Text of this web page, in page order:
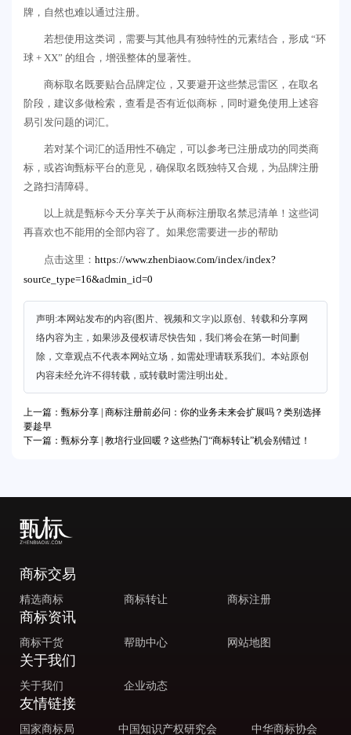
牌，自然也难以通过注册。
若想使用这类词，需要与其他具有独特性的元素结合，形成 “环
球 + XX” 的组合，增强整体的显著性。
商标取名既要贴合品牌定位，又要避开这些禁忌雷区，在取名
阶段，建议多做检索，查看是否有近似商标，同时避免使用上述容
易引发问题的词汇。
若对某个词汇的适用性不确定，可以参考已注册成功的同类商
标，或咨询甄标平台的意见，确保取名既独特又合规，为品牌注册
之路扫清障碍。
以上就是甄标今天分享关于从商标注册取名禁忌清单！这些词
再喜欢也不能用的全部内容了。如果您需要进一步的帮助
点击这里： https://www.zhenbiaow.com/index/index?
source_type=16&admin_id=0
声明:本网站发布的内容(图片、视频和文字)以原创、转载和分享网
络内容为主，如果涉及侵权请尽快告知，我们将会在第一时间删
除，文章观点不代表本网站立场，如需处理请联系我们。本站原创
内容未经允许不得转载，或转载时需注明出处。
上一篇：甄标分享 | 商标注册前必问：你的业务未来会扩展吗？类别选择
要趁早
下一篇：甄标分享 | 教培行业回暖？这些热门“商标转让”机会别错过！
商标交易
精选商标 商标转让 商标注册
商标资讯
商标干货 帮助中心 网站地图
关于我们
关于我们 企业动态
友情链接
国家商标局 中国知识产权研究会 中华商标协会